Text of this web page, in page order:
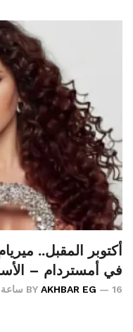
أكتوبر المقبل..
في أمستردام –
BY AKHBAR EG 16 ساعة AGO